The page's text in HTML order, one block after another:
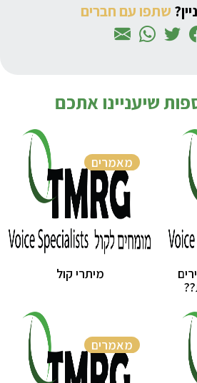
שתפו עם חברים
שיעניינו אתכם
מאמרים
מיתרי קול
מאמרים